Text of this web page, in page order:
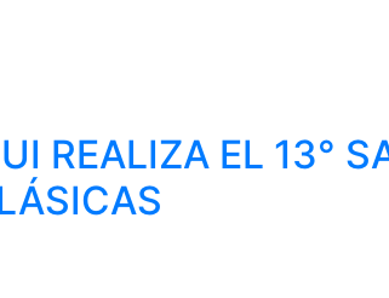
REALIZA EL 13°